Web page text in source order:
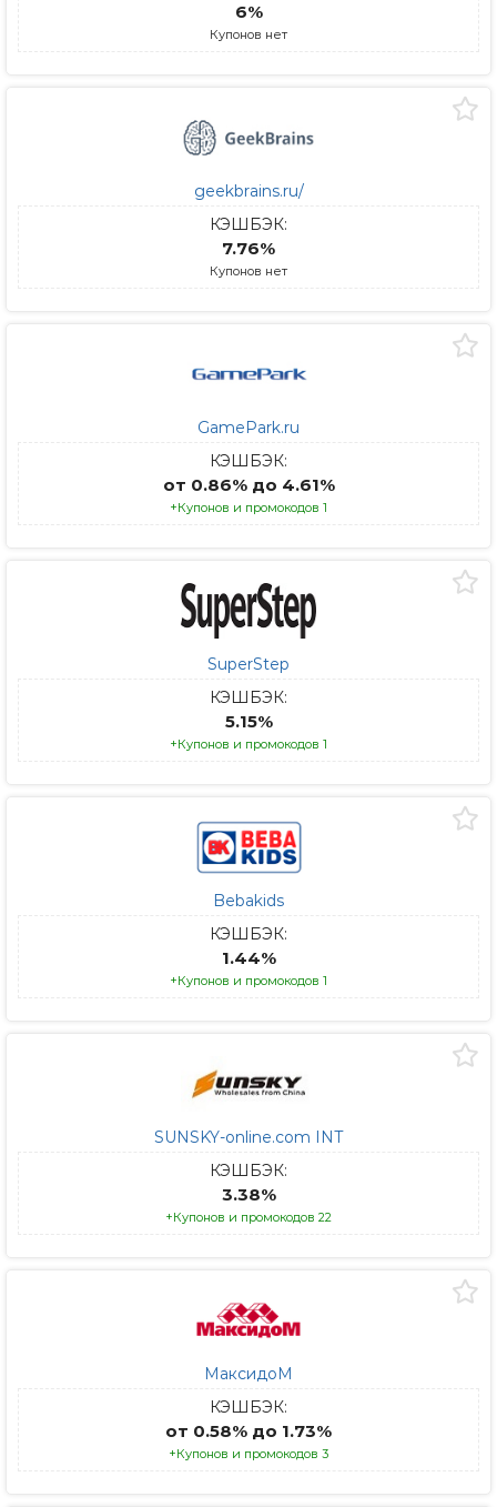
6%
Купонов нет
geekbrains.ru/
КЭШБЭК:
7.76%
Купонов нет
GamePark.ru
КЭШБЭК:
от 0.86% до 4.61%
+Купонов и промокодов 1
SuperStep
КЭШБЭК:
5.15%
+Купонов и промокодов 1
Bebakids
КЭШБЭК:
1.44%
+Купонов и промокодов 1
SUNSKY-online.com INT
КЭШБЭК:
3.38%
+Купонов и промокодов 22
МаксидоМ
КЭШБЭК:
от 0.58% до 1.73%
+Купонов и промокодов 3